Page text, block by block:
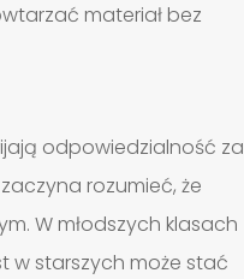
materiał bez
odpowiedzialność za
rozumieć, że
W młodszych klasach
w starszych może stać